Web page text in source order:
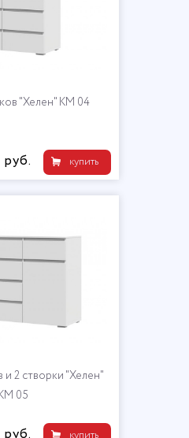
"Хелен" КМ 04
купить
руб.
2 створки "Хелен"
05